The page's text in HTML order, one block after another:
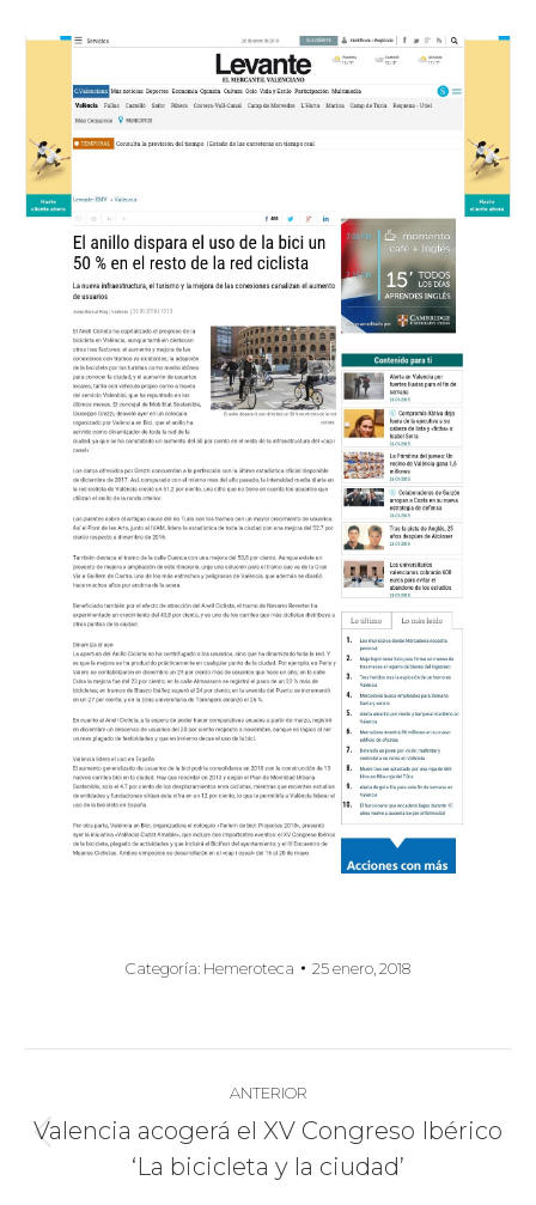
Categoría: Hemeroteca 25 enero, 2018
entre
publicaciones
ANTERIOR
Publicación
anterior:
Valencia acogerá el XV Congreso Ibérico
‘La bicicleta y la ciudad’